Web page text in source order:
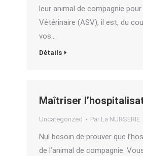
leur animal de compagnie
Vétérinaire (ASV), il est, du
vos…
Détails
Maîtriser
Uncategorized Par La NURSERIE
Nul besoin de prouver que
de l’animal de compagnie.